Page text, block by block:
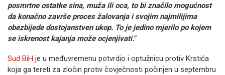
posmrtne ostatke sina, muža ili oca, to bi značilo mogućnost
da konačno završe proces žalovanja i svojim najmilijima
obezbijede dostojanstven ukop. To je jedino mjerilo po kojem
se iskrenost kajanja može ocjenjivati."
Sud BiH je u međuvremenu potvrdio i optužnicu protiv Krstića
koja ga tereti za zločin protiv čovječnosti počinjen u septembru